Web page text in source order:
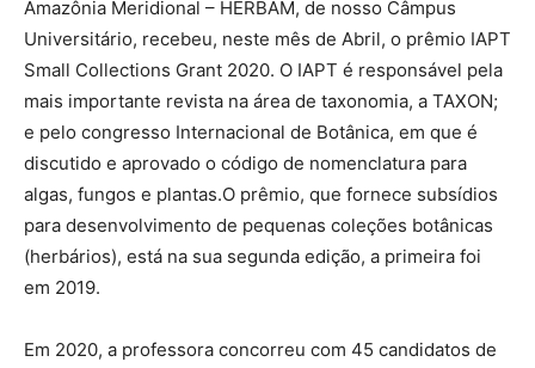
Amazônia Meridional – HERBAM, de nosso Câmpus
Universitário, recebeu, neste mês de Abril, o prêmio IAPT
Small Collections Grant 2020. O IAPT é responsável pela
mais importante revista na área de taxonomia, a TAXON;
e pelo congresso Internacional de Botânica, em que é
discutido e aprovado o código de nomenclatura para
algas, fungos e plantas.O prêmio, que fornece subsídios
para desenvolvimento de pequenas coleções botânicas
(herbários), está na sua segunda edição, a primeira foi
em 2019.
Em 2020, a professora concorreu com 45 candidatos de